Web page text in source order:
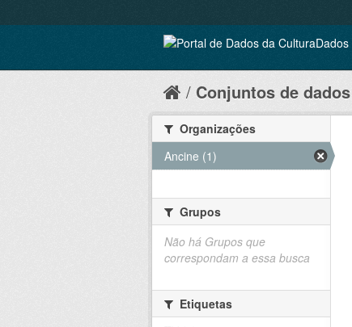
Conjuntos de dados
Organizações
Ancine (1)
Grupos
Não há Grupos que
correspondam a essa busca
Etiquetas